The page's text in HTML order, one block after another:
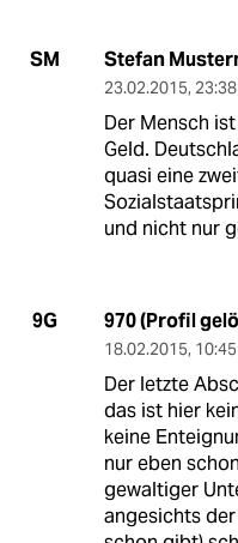
SM Stefan
23.02.2015,
Der Mensch
Geld.
quasi eine
und nicht nur
9G 970 (Profil
18.02.2015,
Der letzte
das ist hier
keine
nur eben
gewaltiger
angesichts